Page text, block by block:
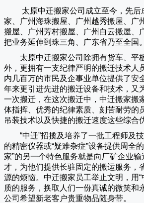
太原中迁搬家公司成立至今，先后
家、广州海珠搬屋、广州越秀搬屋、广
搬屋、广州芳村搬屋、广州白云搬屋、
把业务延伸到珠三角、广东省乃至全国。
太原中迁搬家公司除拥有货车、平
外，更拥有一支纪律严明的搬迁技术人
内几百万的市民及企事业单位提供了安
年来更引进先进的搬迁设备和技术，又
一次搬迁，在这次搬迁中， 中迁搬家搬
体指挥、优秀的纪律素质、刻苦耐劳的
吊装技术以及快捷的搬迁速度这些综合
“中迁”招揽及培养了一批工程师及
的精密仪器或“疑难杂症”设备提供周全
家”的另一个特色服务就是向厂矿企业输
才，为他们提供长驻固定的搬运服务，
源的烦恼。 中迁搬家员工举止文明，用
质的服务，换取人们一份真诚的微笑和
公司希望新老客户贵重物品随身带。